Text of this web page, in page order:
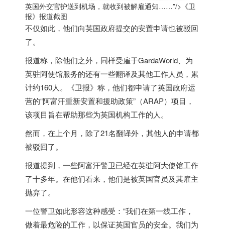
英国外交官护送到机场，就收到被解雇通知……”/> 《卫
报》报道截图
不仅如此，他们向英国政府提交的安置申请也被驳回
了。
报道称，除他们之外，同样受雇于GardaWorld、为
英驻阿使馆服务的还有一些翻译及其他工作人员，累
计约160人。《卫报》称，他们都申请了英国政府运
营的“阿富汗重新安置和援助政策”（ARAP）项目，
该项目旨在帮助那些为英国机构工作的人。
然而，在上个月，除了21名翻译外，其他人的申请都
被驳回了。
报道提到，一些阿富汗警卫已经在英驻阿大使馆工作
了十多年。在他们看来，他们是被英国官员及其雇主
抛弃了。
一位警卫如此形容这种感受：“我们在第一线工作，
做着最危险的工作，以保证英国官员的安全。我们为